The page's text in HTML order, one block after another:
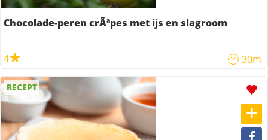
Chocolade-peren crÃªpes met ijs en slagroom
4 30m
RECEPT